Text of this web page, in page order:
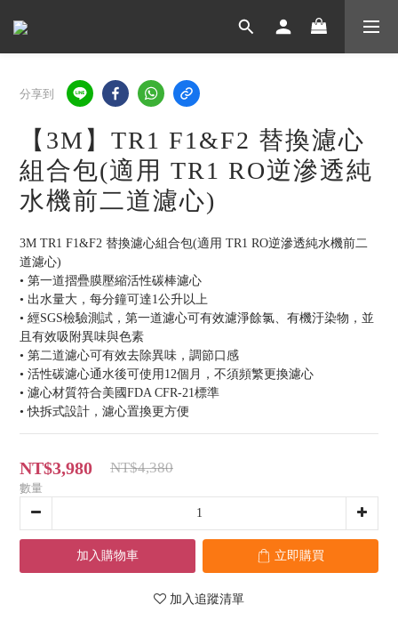
分享到
【3M】TR1 F1&F2 替換濾心
組合包(適用 TR1 RO逆滲透純
水機前二道濾心)
3M TR1 F1&F2 替換濾心組合包(適用 TR1 RO逆滲透純水機前二
道濾心)
• 第一道摺疊膜壓縮活性碳棒濾心
• 出水量大，每分鐘可達1公升以上
• 經SGS檢驗測試，第一道濾心可有效濾淨餘氯、有機汙染物，並
且有效吸附異味與色素
• 第二道濾心可有效去除異味，調節口感
• 活性碳濾心通水後可使用12個月，不須頻繁更換濾心
• 濾心材質符合美國FDA CFR-21標準
• 快拆式設計，濾心置換更方便
NT$3,980 NT$4,380
數量
加入購物車 立即購買
加入追蹤清單